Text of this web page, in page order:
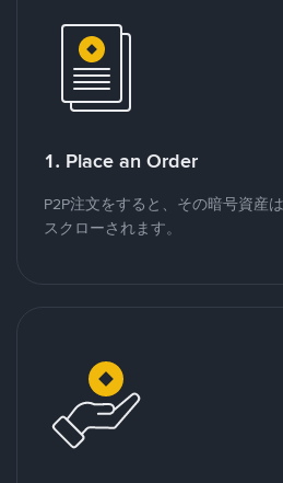
1. Place an Order
P2P注文をすると、その暗号資産
スクローされます。